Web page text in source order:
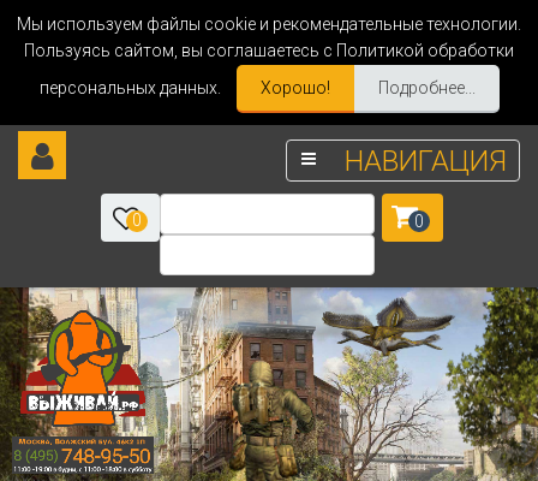
Мы используем файлы cookie и рекомендательные технологии.
Пользуясь сайтом, вы соглашаетесь с Политикой обработки
персональных данных.
Хорошо! Подробнее...
НАВИГАЦИЯ
0 0